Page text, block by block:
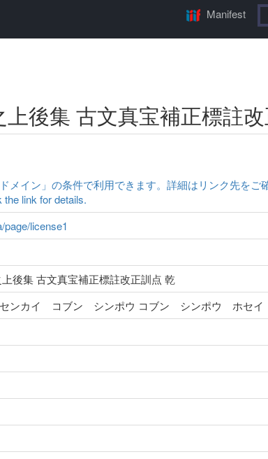
Manifest
後集 古文真宝補正標註
メイン」の条件で利用できます。詳細はリンク先をご
link for details.
page/license1
後集 古文真宝補正標註改正訓点 乾
ンカイ コブン シンポウ コブン シンポウ ホセ